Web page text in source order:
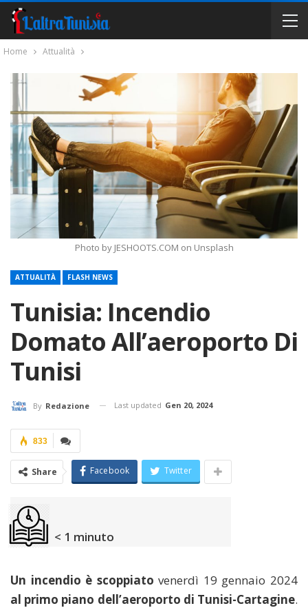
Home Attualità
Photo by JESHOOTS.COM on Unsplash
ATTUALITÀ FLASH NEWS
Tunisia: Incendio
Domato All’aeroporto Di
Tunisi
By Redazione Last updated Gen 20, 2024
833
Share Facebook Twitter
< 1 minuto
Un incendio è scoppiato venerdì 19 gennaio 2024
al primo piano dell’aeroporto di Tunisi-Cartagine.